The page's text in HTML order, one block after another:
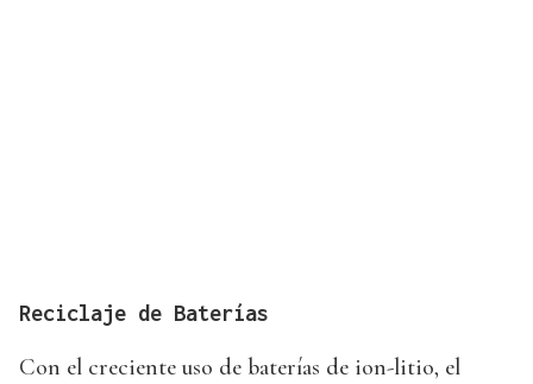
Reciclaje de Baterías
Con el creciente uso de baterías de ion-litio, el